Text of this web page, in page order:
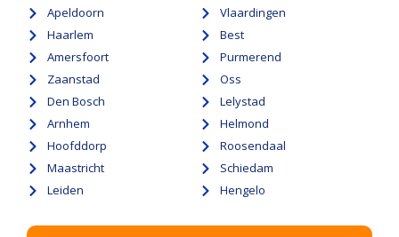
Apeldoorn
Haarlem
Amersfoort
Zaanstad
Den Bosch
Arnhem
Hoofddorp
Maastricht
Leiden
Vlaardingen
Best
Purmerend
Oss
Lelystad
Helmond
Roosendaal
Schiedam
Hengelo